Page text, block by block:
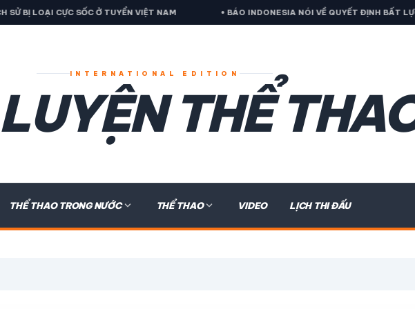
BỊ LOẠI CỰC SỐC Ở TUYỂN VIỆT NAM • BÁO INDONESIA NÓI VỀ QUYẾT ĐỊNH BẤT LỰC
INTERNATIONAL EDITION
THỂ
THỂ THAO TRONG NƯỚCexpand_more THỂ THAOexpand_more VIDEO LỊCH THI ĐẤU